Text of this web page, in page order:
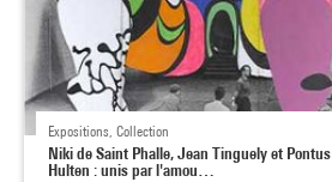
Expositions, Collection
Niki de Saint Phalle, Jean Tinguely et Pontus
Hulten : unis par l'amou…